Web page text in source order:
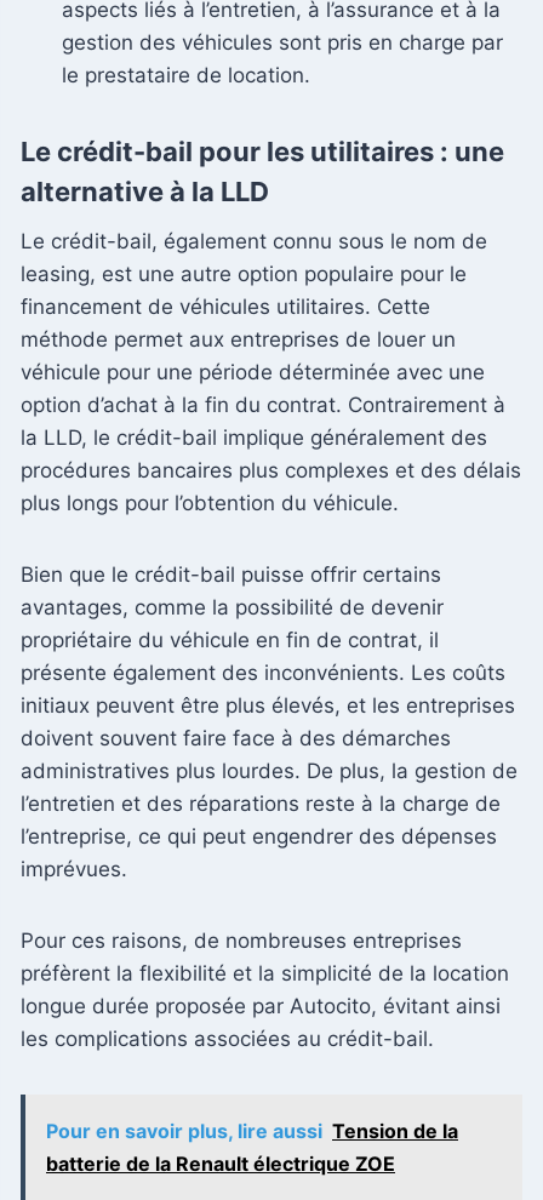
aspects liés à l’entretien, à l’assurance et à la
gestion des véhicules sont pris en charge par
le prestataire de location.
Le crédit-bail pour les utilitaires : une
alternative à la LLD
Le crédit-bail, également connu sous le nom de
leasing, est une autre option populaire pour le
financement de véhicules utilitaires. Cette
méthode permet aux entreprises de louer un
véhicule pour une période déterminée avec une
option d’achat à la fin du contrat. Contrairement à
la LLD, le crédit-bail implique généralement des
procédures bancaires plus complexes et des délais
plus longs pour l’obtention du véhicule.
Bien que le crédit-bail puisse offrir certains
avantages, comme la possibilité de devenir
propriétaire du véhicule en fin de contrat, il
présente également des inconvénients. Les coûts
initiaux peuvent être plus élevés, et les entreprises
doivent souvent faire face à des démarches
administratives plus lourdes. De plus, la gestion de
l’entretien et des réparations reste à la charge de
l’entreprise, ce qui peut engendrer des dépenses
imprévues.
Pour ces raisons, de nombreuses entreprises
préfèrent la flexibilité et la simplicité de la location
longue durée proposée par Autocito, évitant ainsi
les complications associées au crédit-bail.
Pour en savoir plus, lire aussi Tension de la
batterie de la Renault électrique ZOE